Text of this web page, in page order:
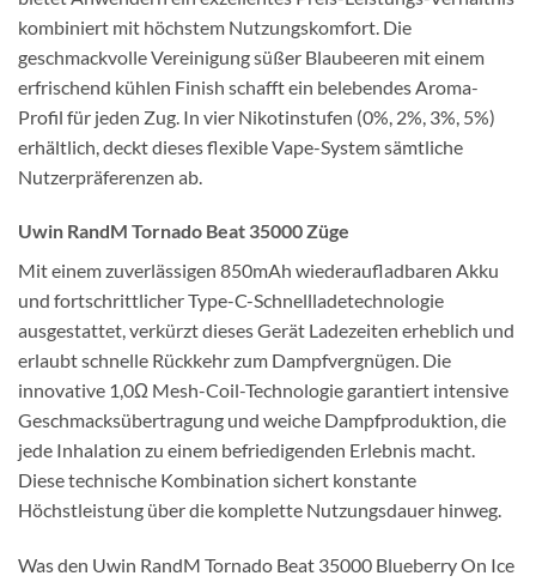
kombiniert mit höchstem Nutzungskomfort. Die
geschmackvolle Vereinigung süßer Blaubeeren mit einem
erfrischend kühlen Finish schafft ein belebendes Aroma-
Profil für jeden Zug. In vier Nikotinstufen (0%, 2%, 3%, 5%)
erhältlich, deckt dieses flexible Vape-System sämtliche
Nutzerpräferenzen ab.
Uwin RandM Tornado Beat 35000 Züge
Mit einem zuverlässigen 850mAh wiederaufladbaren Akku
und fortschrittlicher Type-C-Schnellladetechnologie
ausgestattet, verkürzt dieses Gerät Ladezeiten erheblich und
erlaubt schnelle Rückkehr zum Dampfvergnügen. Die
innovative 1,0Ω Mesh-Coil-Technologie garantiert intensive
Geschmacksübertragung und weiche Dampfproduktion, die
jede Inhalation zu einem befriedigenden Erlebnis macht.
Diese technische Kombination sichert konstante
Höchstleistung über die komplette Nutzungsdauer hinweg.
Was den Uwin RandM Tornado Beat 35000 Blueberry On Ice